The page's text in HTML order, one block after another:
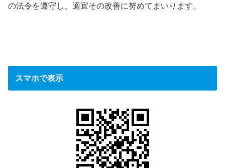
の法令を遵守し、適宜その改善に努めてまいります。
スマホで表示